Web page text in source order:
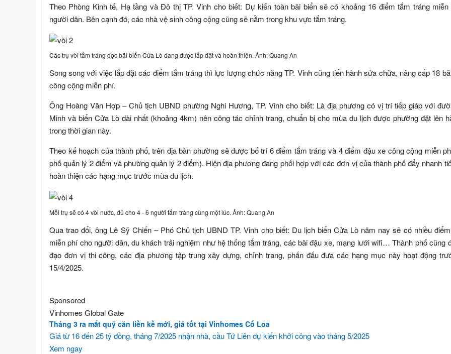
Theo Phòng Kinh tế, Hạ tầng và Đô thị TP. Vinh cho biết: Dự kiến toàn bãi biển sẽ có khoảng 16 điểm tắm tráng
người dân. Bên cạnh đó, các nhà vệ sinh công cộng cũng sẽ nằm trong khu vực tắm tráng.
Các trụ vòi tắm tráng dọc bãi biển Cửa Lò đang được lắp đặt và hoàn thiện. Ảnh: Quang An
Song song với việc lắp đặt các điểm tắm tráng thì lực lượng chức năng TP. Vinh cũng tiến hành sửa chữa, nâng cấp 18
công cộng miễn phí.
Ông Hoàng Văn Hợp – Chủ tịch UBND phường Nghi Hương, TP. Vinh cho biết: Là địa phương có vị trí tiếp giáp với
Minh và biển Cửa Lò dài nhất (khoảng 4km) nên công tác chỉnh trang, chuẩn bị cho mùa du lịch được phường đặt lên
trong thời gian này.
Theo kế hoạch của thành phố, trên địa bàn phường sẽ được bố trí 6 điểm tắm tráng và 4 điểm đậu xe công cộng miễn
phố quản lý 2 điểm và phường quản lý 2 điểm). Hiện địa phương đang phối hợp với các đơn vị của thành phố đẩy nhanh
hoàn thiện các hạng mục trước mùa du lịch.
Mỗi trụ sẽ có 4 vòi nước, đủ cho 4 - 6 người tắm tráng cùng một lúc. Ảnh: Quang An
Qua trao đổi, ông Lê Sỹ Chiến – Phó Chủ tịch UBND TP. Vinh cho biết: Du lịch biển Cửa Lò năm nay sẽ có nhiều
miễn phí cho người dân, du khách trải nghiệm như hệ thống tắm tráng, các bãi đậu xe, mạng lưới wifi… Thành phố cũng
đạo đơn vị thi công, các địa phương tập trung xây dựng, chỉnh trang, phấn đấu đưa các hạng mục này hoạt động
15/4/2025.
Sponsored
Vinhomes Global Gate
Tháng 3 ra mắt quỹ căn liền kề mới, giá tốt tại Vinhomes Cổ Loa
Giá từ 16 đến 25 tỷ đồng, tháng 7/2025 nhận nhà, cầu Tứ Liên dự kiến khởi công vào tháng 5/2025
Xem ngay